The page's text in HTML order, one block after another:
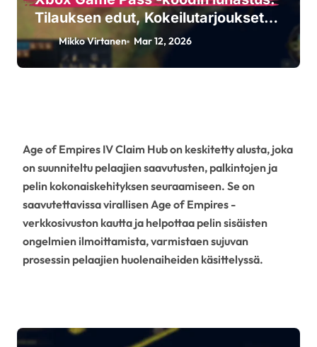
Tilauksen edut, Kokeilutarjoukset,
Tilin asetukset
Mikko Virtanen Mar 12, 2026
Age of Empires IV Claim Hub on keskitetty alusta, joka
on suunniteltu pelaajien saavutusten, palkintojen ja
pelin kokonaiskehityksen seuraamiseen. Se on
saavutettavissa virallisen Age of Empires -
verkkosivuston kautta ja helpottaa pelin sisäisten
ongelmien ilmoittamista, varmistaen sujuvan
prosessin pelaajien huolenaiheiden käsittelyssä.